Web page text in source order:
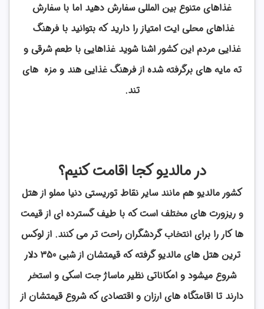
غذاهای متنوع بین المللی سفارش دهید اما با سفارش
غذاهای محلی ایت امتیاز را دارید که بتوانید با فرهنگ
غذایی مردم این کشور اشنا شوید غذاهایی با طعم شرقی و
ته مایه های برگرفته شده از فرهنگ غذایی هند و مزه های
تند.
در مالدیو کجا اقامت کنیم؟
کشور مالدیو هم مانند سایر نقاط توریستی دنیا مملو از هتل
و ریزورت های مختلف است که با طیف گسترده ای از قیمت
ها کار را برای انتخاب گردشگران راحت تر می کنند. از لوکس
ترین هتل های مالدیو گرفته که قیمتشان از شبی 350 دلار
شروع میشود و امکاناتی نظیر ماساژ جت اسکی و استخر
دارند تا اقامتگاه های ارزان و اقتصادی که شروع قیمتشان از